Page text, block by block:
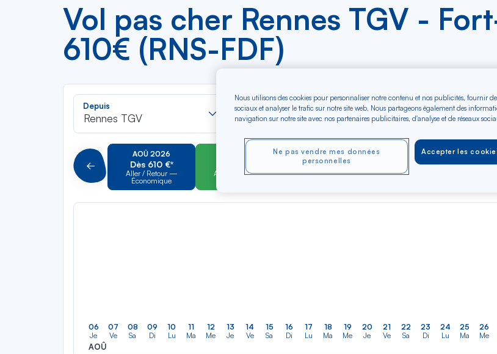
Vol pas cher Rennes TGV -
610€ (RNS-FDF)
Depuis
Rennes TGV
Rechercher
dans
liste
Vers
Fort-de-France
Rechercher
dans
liste
Type de trajet
Aller-Retour Aller
Précédent
AOÛ 2026
Dès 610 €*
Aller / Retour —
Économique
Aller / Retour —
OCT 2026
Dès 610 €*
Aller / Retour —
NOV 2026
Dès 610 €*
Aller / Retour —
Dès
06
Je
AOÛ
07
Ve
08
Sa
09
Di
10
Lu
11
Ma
12
Me
13
Je
14
Ve
15
Sa
16
Di
17
Lu
18
Ma
19
Me
20
Je
21
Ve
22
Sa
23
Di
24
Lu
25
Ma
26
Me
Nous utilisons des cookies pour personnaliser notre contenu et nos publicités, fournir
sociaux et analyser le trafic sur notre site web. Nous partageons également des
navigation sur notre site avec nos partenaires publicitaires, d'analyse et de réseaux
Accepter les
Ne pas vendre mes données
personnelles